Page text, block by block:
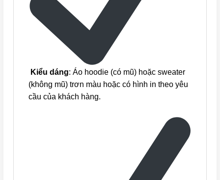
Kiểu dáng: Áo hoodie (có mũ) hoặc sweater
(không mũ) trơn màu hoặc có hình in theo yêu
cầu của khách hàng.